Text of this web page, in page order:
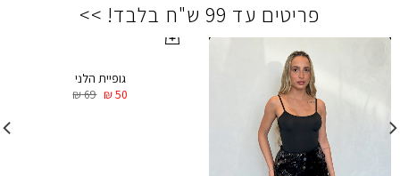
פריטים עד 99 ש"ח בלבד! >>
גופיית הלני
₪69 ₪50